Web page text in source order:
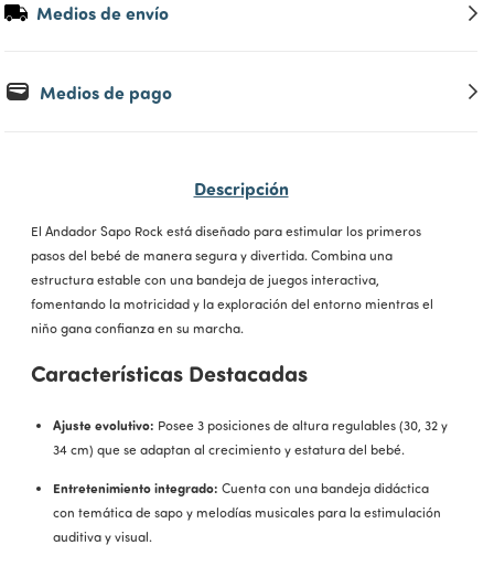
Medios de envío
Medios de pago
Descripción
El Andador Sapo Rock está diseñado para estimular los primeros
pasos del bebé de manera segura y divertida. Combina una
estructura estable con una bandeja de juegos interactiva,
fomentando la motricidad y la exploración del entorno mientras el
niño gana confianza en su marcha.
Características Destacadas
Ajuste evolutivo: Posee 3 posiciones de altura regulables (30, 32 y
34 cm) que se adaptan al crecimiento y estatura del bebé.
Entretenimiento integrado: Cuenta con una bandeja didáctica
con temática de sapo y melodías musicales para la estimulación
auditiva y visual.